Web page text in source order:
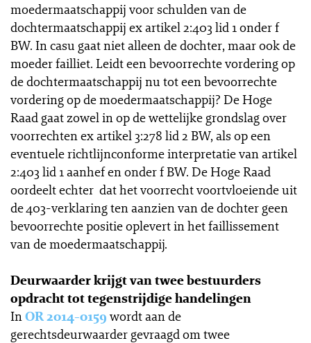
moedermaatschappij voor schulden van de
dochtermaatschappij ex artikel 2:403 lid 1 onder f
BW. In casu gaat niet alleen de dochter, maar ook de
moeder failliet. Leidt een bevoorrechte vordering op
de dochtermaatschappij nu tot een bevoorrechte
vordering op de moedermaatschappij? De Hoge
Raad gaat zowel in op de wettelijke grondslag over
voorrechten ex artikel 3:278 lid 2 BW, als op een
eventuele richtlijnconforme interpretatie van artikel
2:403 lid 1 aanhef en onder f BW. De Hoge Raad
oordeelt echter dat het voorrecht voortvloeiende uit
de 403-verklaring ten aanzien van de dochter geen
bevoorrechte positie oplevert in het faillissement
van de moedermaatschappij.
Deurwaarder krijgt van twee bestuurders
opdracht tot tegenstrijdige handelingen
InOR 2014-0159 wordt aan de
gerechtsdeurwaarder gevraagd om twee